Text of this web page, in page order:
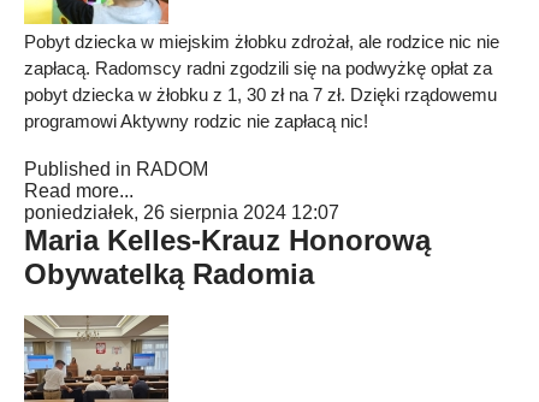
Pobyt dziecka w miejskim żłobku zdrożał, ale rodzice nic nie
zapłacą. Radomscy radni zgodzili się na podwyżkę opłat za
pobyt dziecka w żłobku z 1, 30 zł na 7 zł. Dzięki rządowemu
programowi Aktywny rodzic nie zapłacą nic!
Published in RADOM
Read more...
poniedziałek, 26 sierpnia 2024 12:07
Maria Kelles-Krauz Honorową
Obywatelką Radomia